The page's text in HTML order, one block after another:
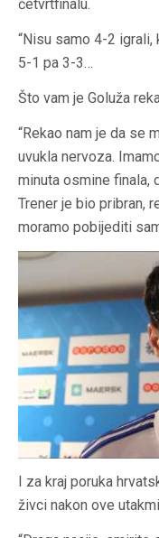
četvrtfinalu.
“Nisu samo 4-2 igrali,
5-1 pa 3-3…
Što vam je Goluža
“Rekao nam je da se
uvukla nervoza.
minuta osmine finala,
Trener je bio pribran,
moramo pobijediti
I za kraj poruka
živci nakon ove